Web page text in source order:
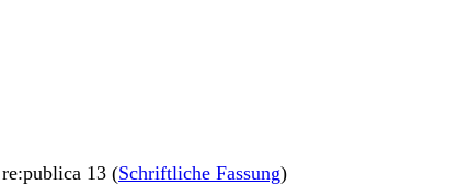
13 (Schriftliche Fassung)